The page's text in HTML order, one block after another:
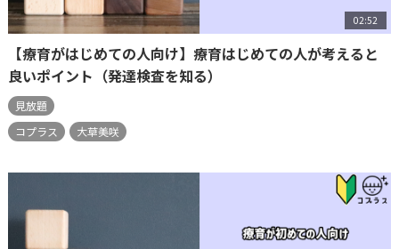
02:52
【療育がはじめての人向け】療育はじめての人が考えると
良いポイント（発達検査を知る）
見放題
コプラス
大草美咲